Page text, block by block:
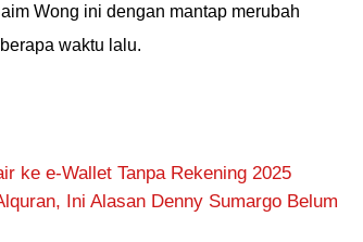
Wong ini dengan mantap merubah
waktu lalu.
ke e-Wallet Tanpa Rekening 2025
Ini Alasan Denny Sumargo Belum